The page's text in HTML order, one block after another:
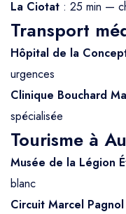
La Ciotat : 25 min —
Transport
Hôpital de la
urgences
Clinique Bouchard
spécialisée
Tourisme à
Musée de la Légion
blanc
Circuit Marcel Pagnol